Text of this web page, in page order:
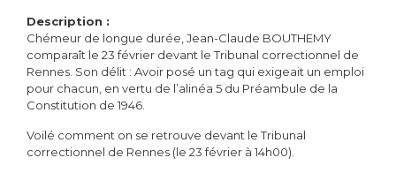
Description :
Chémeur de longue durée, Jean-Claude BOUTHEMY
comparaît le 23 février devant le Tribunal correctionnel de
Rennes. Son délit : Avoir posé un tag qui exigeait un emploi
pour chacun, en vertu de l’alinéa 5 du Préambule de la
Constitution de 1946.
Voilé comment on se retrouve devant le Tribunal
correctionnel de Rennes (le 23 février à 14h00).